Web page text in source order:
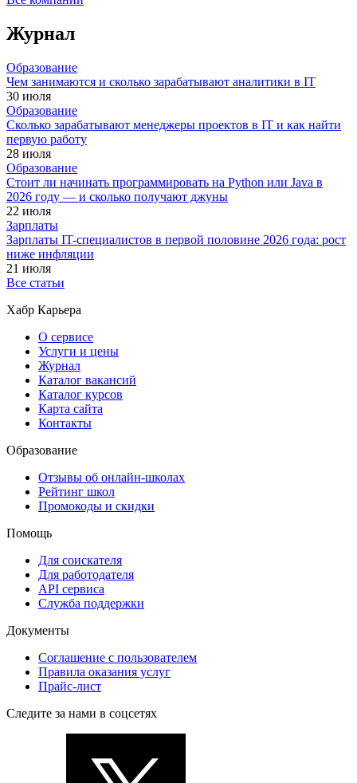
Журнал
Образование
Чем занимаются и сколько зарабатывают аналитики в IT
30 июля
Образование
Сколько зарабатывают менеджеры проектов в IT и как найти
первую работу
28 июля
Образование
Стоит ли начинать программировать на Python или Java в
2026 году — и сколько получают джуны
22 июля
Зарплаты
Зарплаты IT-специалистов в первой половине 2026 года: рост
ниже инфляции
21 июля
Все статьи
Хабр Карьера
О сервисе
Услуги и цены
Журнал
Каталог вакансий
Каталог курсов
Карта сайта
Контакты
Образование
Отзывы об онлайн-школах
Рейтинг школ
Промокоды и скидки
Помощь
Для соискателя
Для работодателя
API сервиса
Служба поддержки
Документы
Соглашение с пользователем
Правила оказания услуг
Прайс-лист
Следите за нами в соцсетях